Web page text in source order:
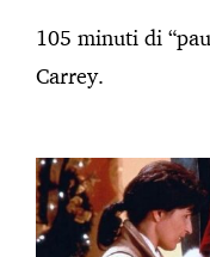
105 minuti di
Carrey.